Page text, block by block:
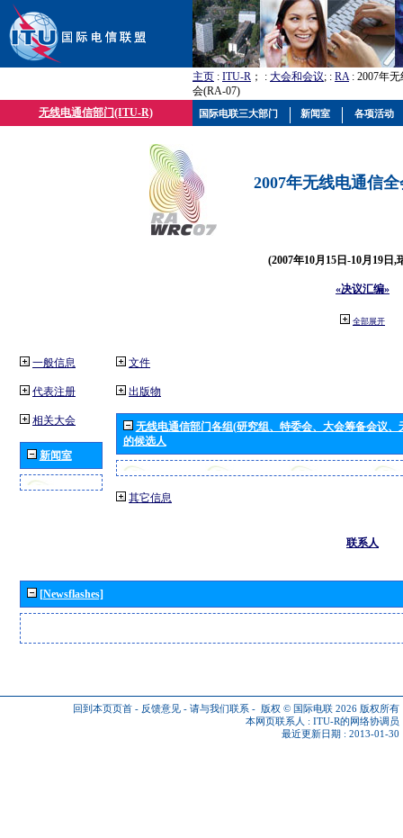
主页 : ITU-R ； : 大会和会议; : RA: 2007年
会(RA-07)
无线电通信部门(ITU-R)
2007年无线电通信
(2007年10月15日-10月19日,
«决议汇编»
全部展开
一般信息
代表注册
相关大会
新闻室
文件
出版物
无线电通信部门各组(研究组、特委会、大会筹备会议
的候选人
其它信息
联系人
[Newsflashes]
回到本页页首 - 反馈意见 - 请与我们联系 - 版权 © 国际电联 2026 版权所有
本网页联系人 : ITU-R的网络协调员
最近更新日期 : 2013-01-30
国际电联三大部门 新闻室 各项活动